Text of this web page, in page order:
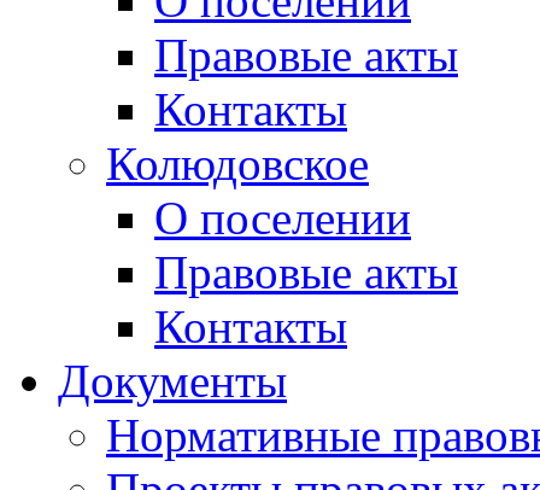
Правовые акты
Контакты
Колюдовское
О поселении
Правовые акты
Контакты
Документы
Нормативные